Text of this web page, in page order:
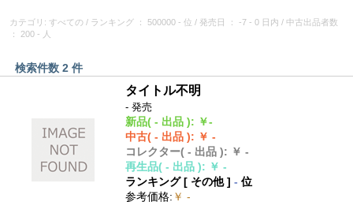
カテゴリ: すべての / ランキング ： 500000 - 位 / 発売日 ： -7 - 0 日内 / 中古出品者数
： 200 - 人
検索件数 2 件
タイトル不明
- 発売
新品( - 出品 ): ￥-
中古( - 出品 ): ￥ -
コレクター( - 出品 ): ￥ -
再生品( - 出品 ): ￥ -
ランキング [ その他]- 位
参考価格: ￥ -